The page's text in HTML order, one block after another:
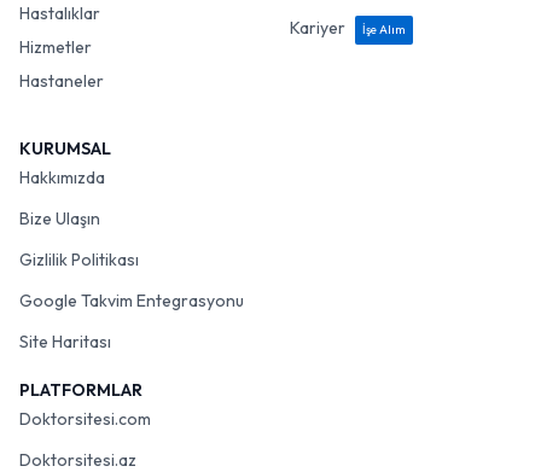
Hastalıklar
Hizmetler
Hastaneler
Kariyer
İşe Alım
KURUMSAL
Hakkımızda
Bize Ulaşın
Gizlilik Politikası
Google Takvim Entegrasyonu
Site Haritası
PLATFORMLAR
Doktorsitesi.com
Doktorsitesi.az